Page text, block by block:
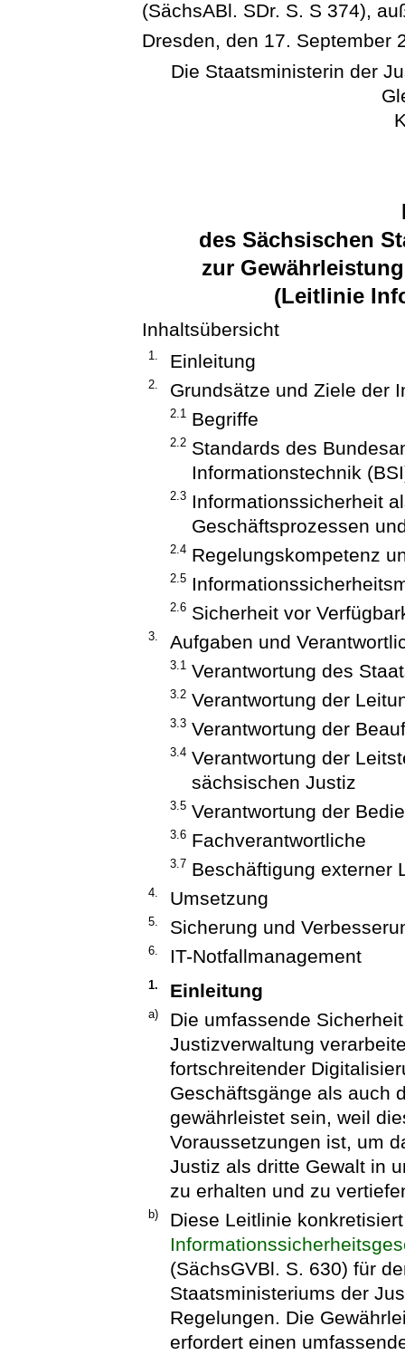
(SächsABl. SDr. S. S 374),
Dresden, den 17. September
Die Staatsministerin der
des Sächsischen
zur
(Leitlinie
Inhaltsübersicht
1. Einleitung
2. Grundsätze und Ziele der
2.1 Begriffe
2.2 Standards des
Informationstechnik
2.3 Informationssicherheit
Geschäftsprozessen
2.4 Regelungskompetenz
2.5
2.6 Sicherheit vor
3. Aufgaben und
3.1 Verantwortung des
3.2 Verantwortung der
3.3 Verantwortung der
3.4 Verantwortung der
sächsischen Justiz
3.5 Verantwortung der
3.6 Fachverantwortliche
3.7 Beschäftigung externer
4. Umsetzung
5. Sicherung und
6. IT-Notfallmanagement
1. Einleitung
a)
Die umfassende
Justizverwaltung
fortschreitender
Geschäftsgänge als auch
gewährleistet sein, weil
Voraussetzungen ist, um
Justiz als dritte Gewalt in
zu erhalten und zu
b)
Diese Leitlinie
(SächsGVBl. S. 630) für
Staatsministeriums der
Regelungen. Die
erfordert einen